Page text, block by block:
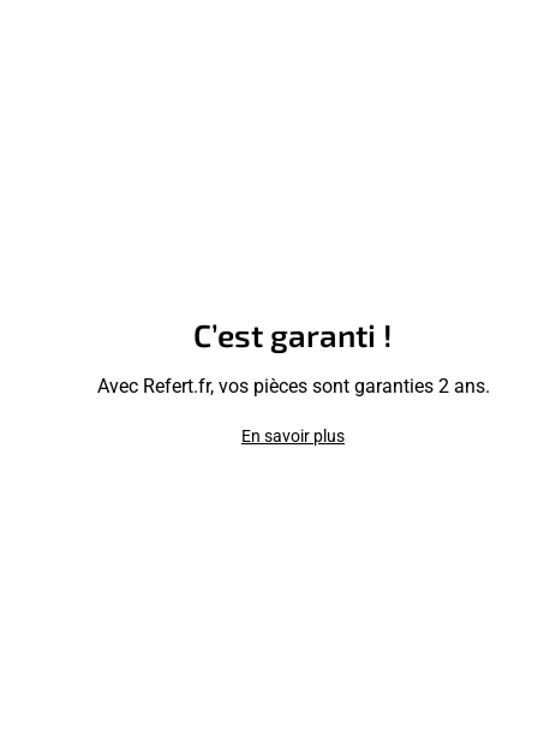
C’est garanti !
Avec Refert.fr, vos pièces sont garanties 2 ans.
En savoir plus